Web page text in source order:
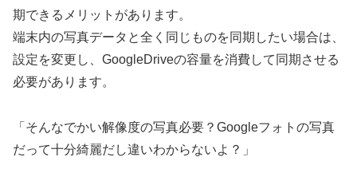
期できるメリットがあります。
端末内の写真データと全く同じものを同期したい場合は、
設定を変更し、GoogleDriveの容量を消費して同期させる
必要があります。
「そんなでかい解像度の写真必要？Googleフォトの写真
だって十分綺麗だし違いわからないよ？」